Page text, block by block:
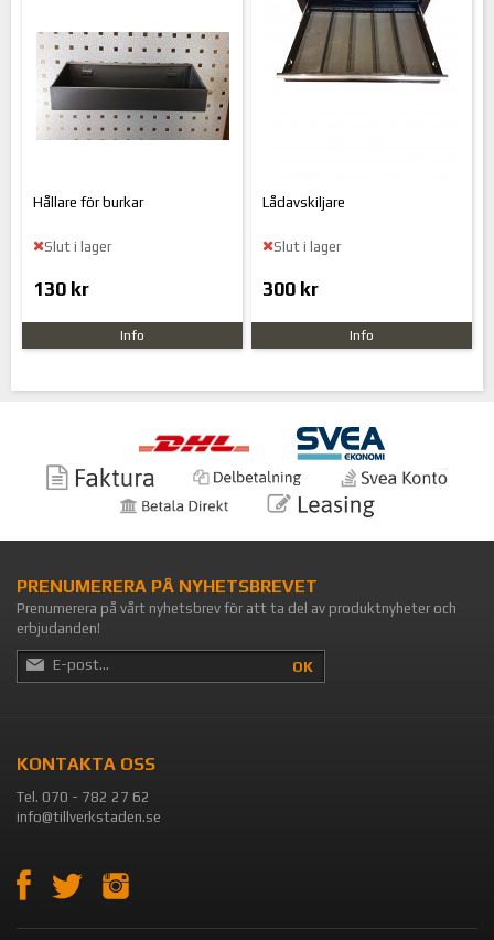
Hållare för burkar
Slut i lager
130 kr
Info
Lådavskiljare
Slut i lager
300 kr
Info
PRENUMERERA PÅ NYHETSBREVET
Prenumerera på vårt nyhetsbrev för att ta del av produktnyheter och
erbjudanden!
OK
KONTAKTA OSS
Tel. 070 - 782 27 62
info@tillverkstaden.se